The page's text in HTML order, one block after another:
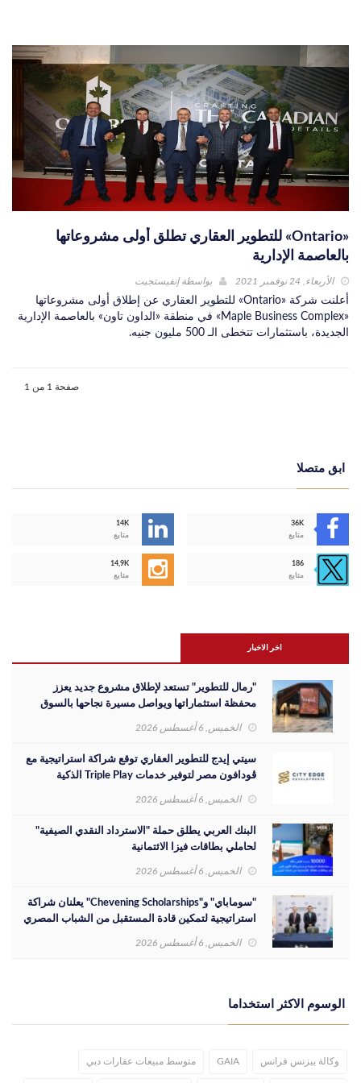
«Ontario» للتطوير العقاري تطلق أولى مشروعاتها
بالعاصمة الإدارية
الأربعاء, 24 نوفمبر 2021 بواسطةإنفيستجيت
أعلنت شركة «Ontario» للتطوير العقاري عن إطلاق أولى مشروعاتها
«Maple Business Complex» في منطقة «الداون تاون» بالعاصمة الإدارية
الجديدة، باستثمارات تتخطى الـ 500 مليون جنيه.
صفحة 1 من 1
ابق متصلا
14K
متابع
36K
متابع
14,9K
متابع
186
متابع
اخر الاخبار
"رمال للتطوير" تستعد لإطلاق مشروع جديد يعزز
محفظة استثماراتها ويواصل مسيرة نجاحها بالسوق
الخميس, 6 أغسطس 2026
سيتي إيدج للتطوير العقاري توقع شراكة استراتيجية مع
ڤودافون مصر لتوفير خدمات Triple Play الذكية
بمشروع داون تاون بمدينة العلمين الجديدة
الخميس, 6 أغسطس 2026
البنك العربي يطلق حملة "الاسترداد النقدي الصيفية"
لحاملي بطاقات فيزا الائتمانية
الخميس, 6 أغسطس 2026
"سوماباي" و"Chevening Scholarships" يعلنان شراكة
استراتيجية لتمكين قادة المستقبل من الشباب المصري
الخميس, 6 أغسطس 2026
الوسوم الاكثر استخداما
وكالة بيزنس فرانس GAIA متوسط مبيعات عقارات دبي